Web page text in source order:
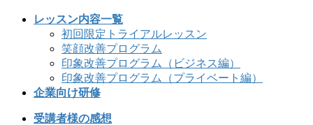
レッスン内容一覧
初回限定トライアルレッスン
笑顔改善プログラム
印象改善プログラム（ビジネス編）
印象改善プログラム（プライベート編）
企業向け研修
受講者様の感想